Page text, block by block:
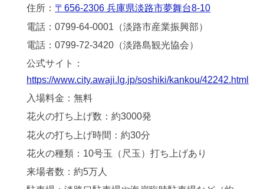
住所： 〒656-2306 兵庫県淡路市夢舞台8-10
電話：0799-64-0001（淡路市産業振興部）
電話：0799-72-3420（淡路島観光協会）
公式サイト：
https://www.city.awaji.lg.jp/soshiki/kankou/42242.html
入場料金：無料
花火の打ち上げ数：約3000発
花火の打ち上げ時間：約30分
花火の種類：10号玉（尺玉）打ち上げあり
来場者数：約5万人